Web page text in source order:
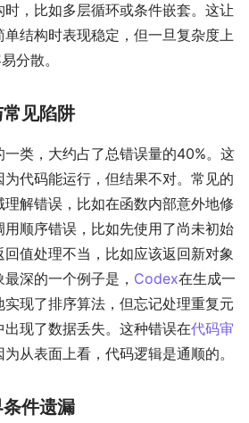
，比如多层循环或条件嵌套。这让
结构时表现稳定，但一旦复杂度上
分散。
见陷阱
类，大约占了总错误量的40%。这
代码能运行，但结果不对。常见的
解错误，比如在函数内部意外地修
顺序错误，比如先使用了尚未初始
值处理不当，比如应该返回新对象
深的一个例子是， Codex在生成一
现了排序算法，但忘记处理重复元
现了数据丢失。这种错误在代码审
从表面上看，代码逻辑是通顺的。
件遗漏